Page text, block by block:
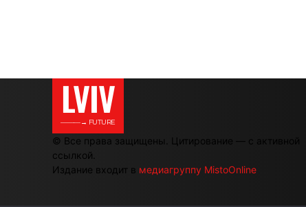
LVIV
———→ FUTURE
© Все права защищены. Цитирование — с активной
ссылкой.
Издание входит в медиагруппу MistoOnline